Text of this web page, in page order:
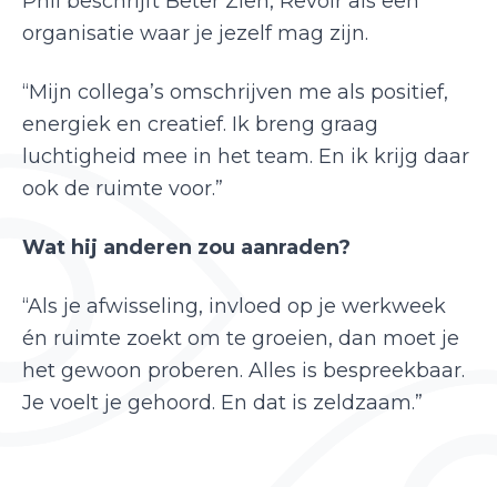
organisatie waar je jezelf mag zijn.
“Mijn collega’s omschrijven me als positief,
energiek en creatief. Ik breng graag
luchtigheid mee in het team. En ik krijg daar
ook de ruimte voor.”
Wat hij anderen zou aanraden?
“Als je afwisseling, invloed op je werkweek
én ruimte zoekt om te groeien, dan moet je
het gewoon proberen. Alles is bespreekbaar.
Je voelt je gehoord. En dat is zeldzaam.”